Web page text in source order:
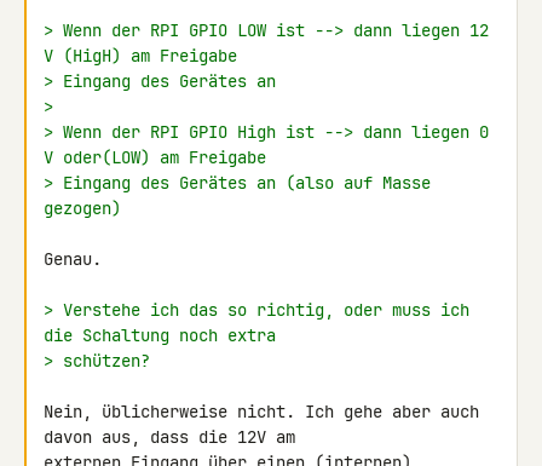
> Wenn der RPI GPIO LOW ist --> dann liegen 12
V (HigH) am Freigabe
> Eingang des Gerätes an
>
> Wenn der RPI GPIO High ist --> dann liegen 0
V oder(LOW) am Freigabe
> Eingang des Gerätes an (also auf Masse
gezogen)
Genau.
> Verstehe ich das so richtig, oder muss ich
die Schaltung noch extra
> schützen?
Nein, üblicherweise nicht. Ich gehe aber auch
davon aus, dass die 12V am